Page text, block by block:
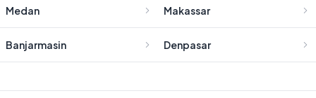
Medan Makassar
Banjarmasin Denpasar